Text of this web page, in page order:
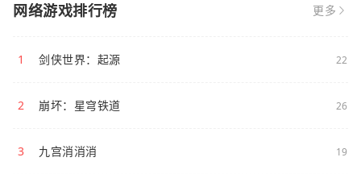
网络游戏排行榜 更多
1 剑侠世界：起源 22
2 崩坏：星穹铁道 26
3 九宫消消消 19